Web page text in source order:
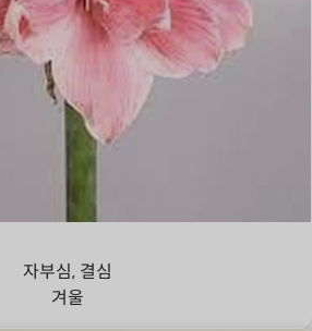
자부심, 결심
겨울